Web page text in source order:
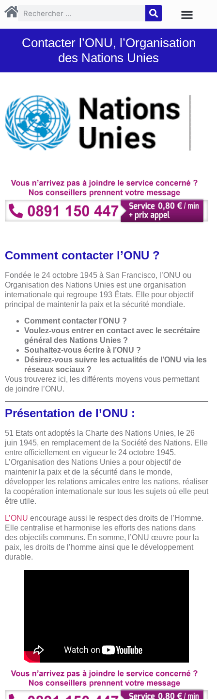
Contacter l’ONU, l’Organisation
des Nations Unies
Comment contacter l’ONU ?
Fondée le 24 octobre 1945 à San Francisco, l’ONU ou
Organisation des Nations Unies est une organisation
internationale qui regroupe 193 États. Elle pour objectif
principal de maintenir la paix et la sécurité mondiale.
Comment contacter l’ONU ?
Voulez-vous entrer en contact avec le secrétaire
général des Nations Unies ?
Souhaitez-vous écrire à l’ONU ?
Désirez-vous suivre les actualités de l’ONU via les
réseaux sociaux ?
Vous trouverez ici, les différents moyens vous permettant
de joindre l’ONU.
Présentation de l’ONU :
51 Etats ont adoptés la Charte des Nations Unies, le 26
juin 1945, en remplacement de la Société des Nations. Elle
entre officiellement en vigueur le 24 octobre 1945.
L’Organisation des Nations Unies a pour objectif de
maintenir la paix et de la sécurité dans le monde,
développer les relations amicales entre les nations, réaliser
la coopération internationale sur tous les sujets où elle peut
être utile.
L’ONU encourage aussi le respect des droits de l’Homme.
Elle centralise et harmonise les efforts des nations dans
des objectifs communs. En somme, l’ONU œuvre pour la
paix, les droits de l’homme ainsi que le développement
durable.